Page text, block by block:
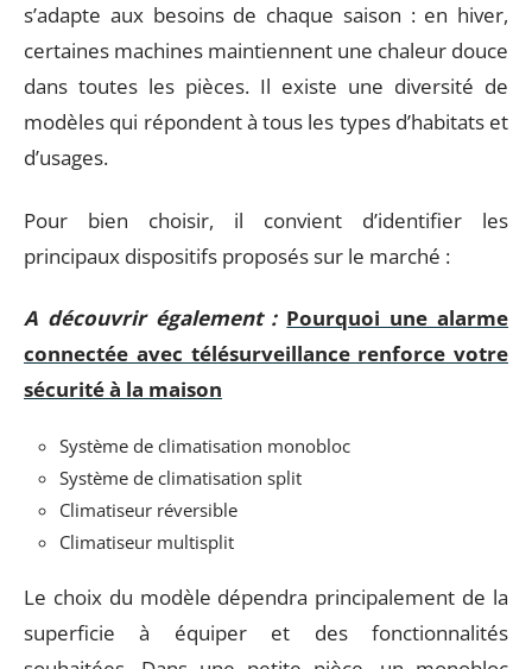
s’adapte aux besoins de chaque saison : en hiver,
certaines machines maintiennent une chaleur douce
dans toutes les pièces. Il existe une diversité de
modèles qui répondent à tous les types d’habitats et
d’usages.
Pour bien choisir, il convient d’identifier les
principaux dispositifs proposés sur le marché :
A découvrir également : Pourquoi une alarme
connectée avec télésurveillance renforce votre
sécurité à la maison
Système de climatisation monobloc
Système de climatisation split
Climatiseur réversible
Climatiseur multisplit
Le choix du modèle dépendra principalement de la
superficie à équiper et des fonctionnalités